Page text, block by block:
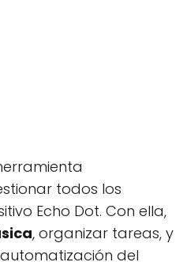
todos los
Echo Dot. Con ella,
, organizar tareas, y
del